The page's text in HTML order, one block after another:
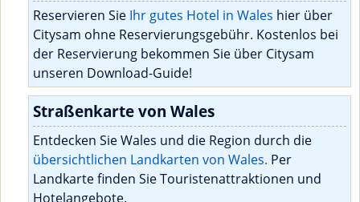
Reservieren Sie Ihr gutes Hotel in Wales hier über
Citysam ohne Reservierungsgebühr. Kostenlos bei
der Reservierung bekommen Sie über Citysam
unseren Download-Guide!
Straßenkarte von Wales
Entdecken Sie Wales und die Region durch die
übersichtlichen Landkarten von Wales. Per
Landkarte finden Sie Touristenattraktionen und
Hotelangebote.